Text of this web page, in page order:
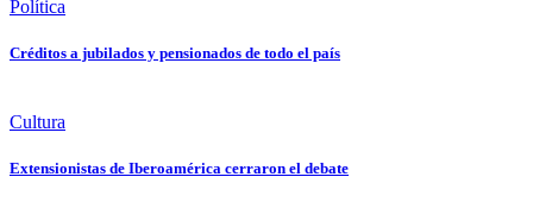
Política
Créditos a jubilados y pensionados de todo el país
Cultura
Extensionistas de Iberoamérica cerraron el debate